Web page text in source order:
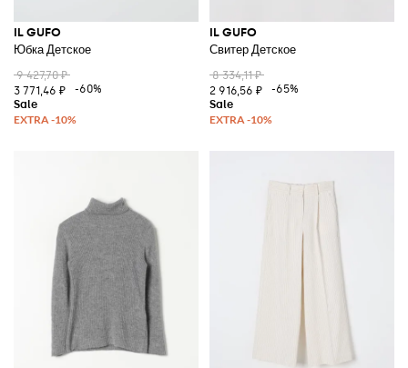
IL GUFO
Юбка Детское
9 427,70 ₽
3 771,46 ₽
-60%
IL GUFO
Свитер Детское
8 334,11 ₽
2 916,56 ₽
-65%